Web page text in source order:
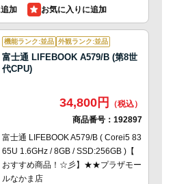
加
機能ランク:並品 外観ランク:並品
富士通 LIFEBOOK A579/B (第8世
代CPU)
34,800円
商品番号： 192897
富士通 LIFEBOOK A579/B ( Corei5 83
65U 1.6GHz / 8GB / SSD:256GB )【
おすすめ商品！☆彡】★★プラザモー
ルなかま店